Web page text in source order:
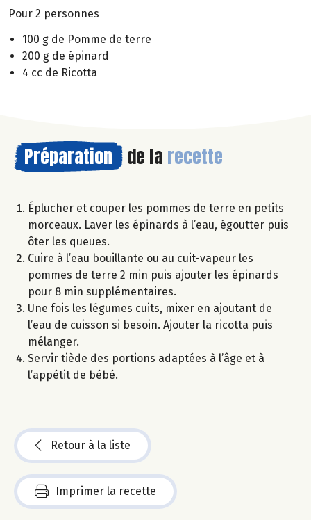
Pour 2 personnes
100 g de Pomme de terre
200 g de épinard
4 cc de Ricotta
Préparation de la recette
Éplucher et couper les pommes de terre en petits
morceaux. Laver les épinards à l’eau, égoutter puis
ôter les queues.
Cuire à l’eau bouillante ou au cuit-vapeur les
pommes de terre 2 min puis ajouter les épinards
pour 8 min supplémentaires.
Une fois les légumes cuits, mixer en ajoutant de
l’eau de cuisson si besoin. Ajouter la ricotta puis
mélanger.
Servir tiède des portions adaptées à l’âge et à
l’appétit de bébé.
Retour à la liste
Imprimer la recette